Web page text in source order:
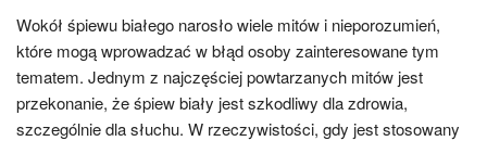
Wokół śpiewu białego narosło wiele mitów i nieporozumień,
które mogą wprowadzać w błąd osoby zainteresowane tym
tematem. Jednym z najczęściej powtarzanych mitów jest
przekonanie, że śpiew biały jest szkodliwy dla zdrowia,
szczególnie dla słuchu. W rzeczywistości, gdy jest stosowany